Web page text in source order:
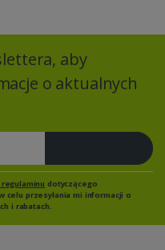
aby
o aktualnych
dotyczącego
celu przesyłania mi informacji o
i rabatach.